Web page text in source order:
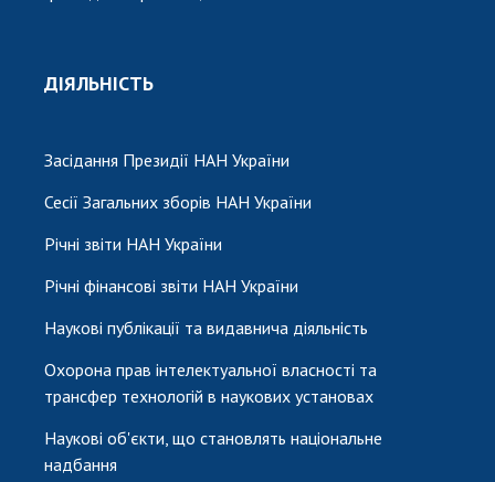
ДІЯЛЬНІСТЬ
Засідання Президії НАН України
Сесії Загальних зборів НАН України
Річні звіти НАН України
Річні фінансові звіти НАН України
Наукові публікації та видавнича діяльність
Охорона прав інтелектуальної власності та
трансфер технологій в наукових установах
Наукові об'єкти, що становлять національне
надбання